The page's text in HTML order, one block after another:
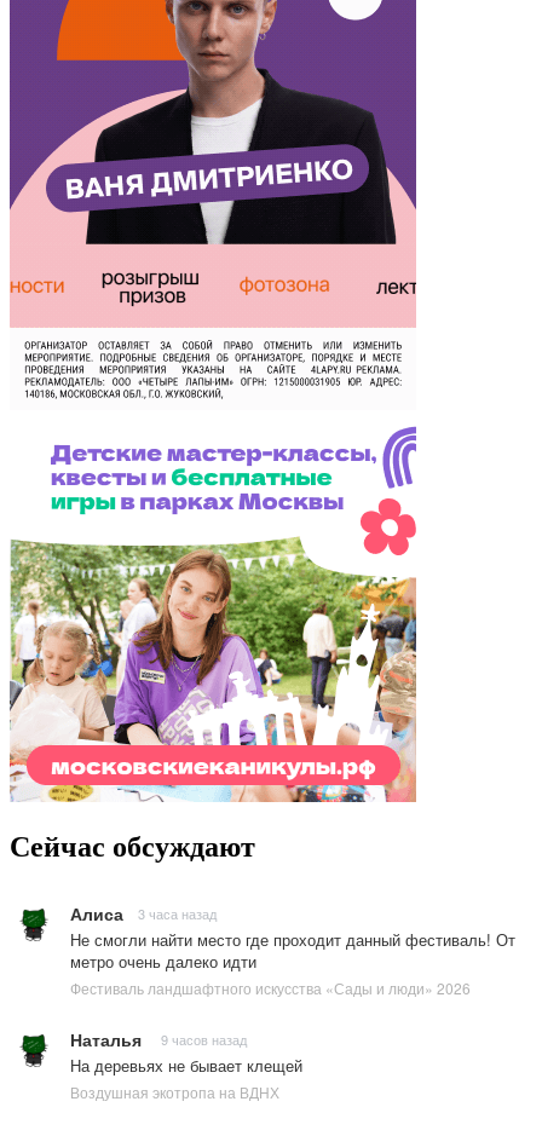
Сейчас обсуждают
Алиса 3 часа назад
Не смогли найти место где проходит данный фестиваль! От
метро очень далеко идти
Фестиваль ландшафтного искусства «Сады и люди» 2026
Наталья 9 часов назад
На деревьях не бывает клещей
Воздушная экотропа на ВДНХ